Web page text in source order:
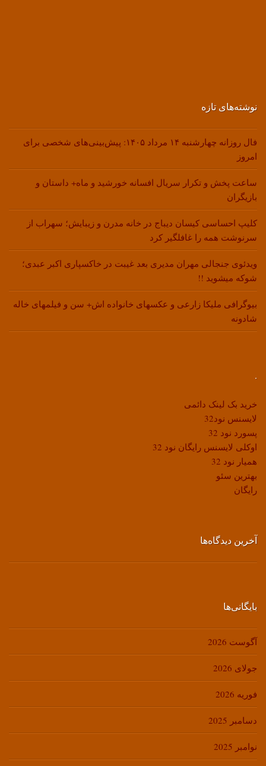
نوشته‌های تازه
فال روزانه چهارشنبه ۱۴ مرداد ۱۴۰۵: پیش‌بینی‌های شخصی برای
امروز
ساعت پخش و تکرار سریال افسانه خورشید و ماه+ داستان و
بازیگران
کلیپ احساسی کیسان دیباج در خانه مدرن و زیبایش؛ سهراب از
سرنوشت همه را غافلگیر کرد
ویدئوی جنجالی مهران مدیری بعد غیبت در خاکسپاری اکبر عبدی؛
شوکه میشوید !!
بیوگرافی ملیکا زارعی و عکسهای خانواده اش+ سن و فیلمهای خاله
شادونه
.
خرید بک لینک دائمی
لایسنس نود32
پسورد نود 32
اوکلی لایسنس رایگان نود 32
همیار نود 32
بهترین سئو
رایگان
آخرین دیدگاه‌ها
بایگانی‌ها
آگوست 2026
جولای 2026
فوریه 2026
دسامبر 2025
نوامبر 2025